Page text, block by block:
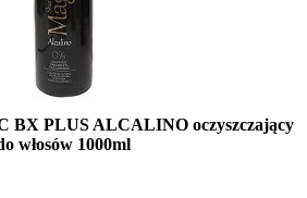
BX PLUS ALCALINO oczyszczający
włosów 1000ml